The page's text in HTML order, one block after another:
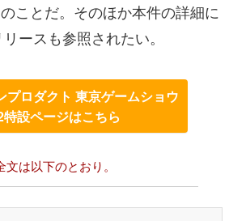
ことだ。そのほか本件の詳細に
ースも参照されたい。
プロダクト 東京ゲームショウ
設ページはこちら
は以下のとおり。